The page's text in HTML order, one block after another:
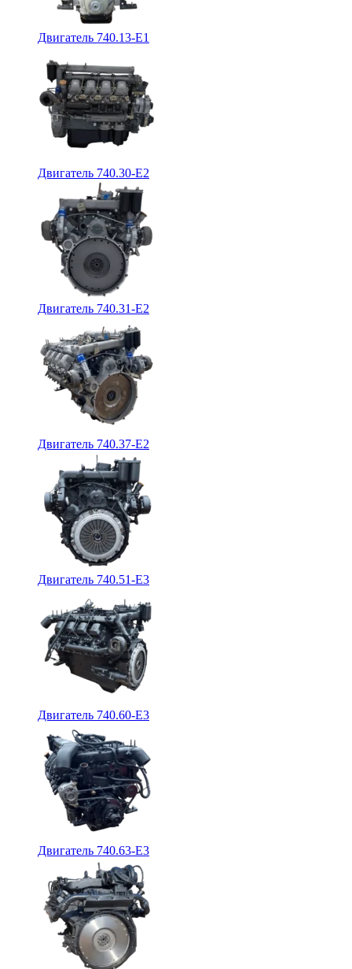
Двигатель 740.13-E1
Двигатель 740.30-E2
Двигатель 740.31-E2
Двигатель 740.37-E2
Двигатель 740.51-E3
Двигатель 740.60-E3
Двигатель 740.63-E3